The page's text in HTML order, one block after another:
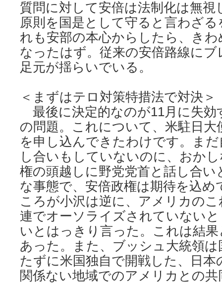
質問に対して安倍は法制化は無視
原則を国是として守ると言わざ
れも安部の本心からしたら、き
なったはず。従来の安倍路線に
足元が揺らいでいる。
＜まずはテロ対策特措法で対決＞
最後に決定的なのが11月に失効
の問題。これについて、米駐日大
を申し込んできたわけです。ま
し合いもしていないのに、おか
権の頭越しに野党党首と話し合
な事態で、安倍政権は期待を込
ころが小沢は逆に、アメリカの
連でオーソライズされていない
いとはっきり言った。これは結
あった。また、ブッシュ大統領
たずに米国独自で開戦した、日本
関係ない地域でのアメリカとの